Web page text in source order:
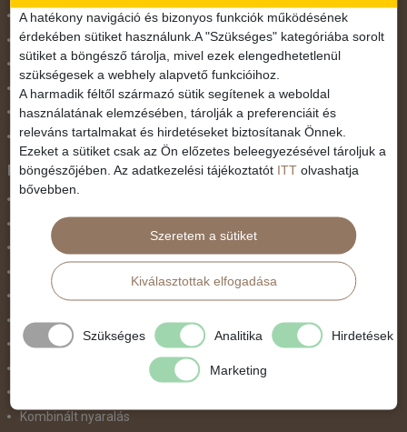
November 1.
Október 23.
Pünkösdi utazás
Szilveszter
Tavaszi szünet
Valentin nap
Programtípus
Belépőjegy
Egyéni út
Egzotikus út
Fesztiválok
Golfút
Gyalogtúra
Kombinált nyaralás
A hatékony navigáció és bizonyos funkciók működésének
érdekében sütiket használunk.A "Szükséges" kategóriába sorolt
sütiket a böngésző tárolja, mivel ezek elengedhetetlenül
szükségesek a webhely alapvető funkcióihoz.
A harmadik féltől származó sütik segítenek a weboldal
használatának elemzésében, tárolják a preferenciáit és
releváns tartalmakat és hirdetéseket biztosítanak Önnek.
Ezeket a sütiket csak az Ön előzetes beleegyezésével tároljuk a
böngészőjében. Az adatkezelési tájékoztatót ITT olvashatja
bővebben.
Szeretem a sütiket
Kiválasztottak elfogadása
Szükséges Analitika Hirdetések
Marketing